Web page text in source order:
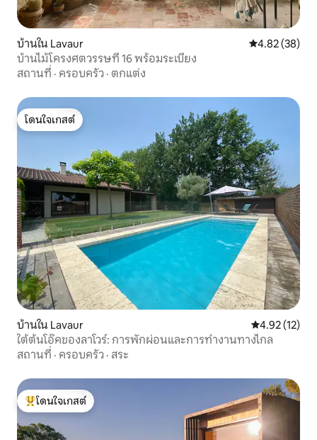
บ้านใน Lavaur คะแนนเฉลี่ย
4.82 (38)
บ้านไม้โครงศตวรรษที่ 16 พร้อมระเบียง
สถานที่ · ครอบครัว · ตกแต่ง
โดนใจเกสต์
โดนใจเกสต์
บ้านใน Lavaur คะแนนเฉลี่ย
4.92 (12)
ใต้ต้นโอ๊คของลาโวร์: การพักผ่อนและการทำงานทางไกล
สถานที่ · ครอบครัว · สระ
โดนใจเกสต์ที่สุด
โดนใจเกสต์